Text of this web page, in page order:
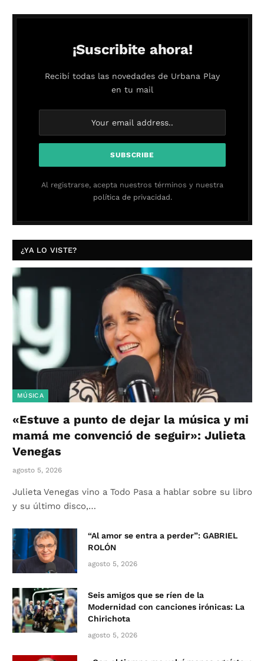
¡Suscribite ahora!
Recibí todas las novedades de Urbana Play
en tu mail
Al registrarse, acepta nuestros términos y nuestra
política de privacidad.
¿YA LO VISTE?
MÚSICA
«Estuve a punto de dejar la música y mi
mamá me convenció de seguir»: Julieta
Venegas
agosto 5, 2026
Julieta Venegas vino a Todo Pasa a hablar sobre su libro
y su último disco,…
“Al amor se entra a perder”: GABRIEL
ROLÓN
agosto 5, 2026
Seis amigos que se ríen de la
Modernidad con canciones irónicas: La
Chirichota
agosto 5, 2026